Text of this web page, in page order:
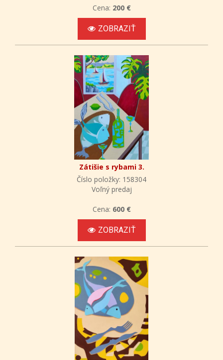
Cena: 200 €
ZOBRAZIŤ
Zátišie s rybami 3.
Číslo položky: 158304
Voľný predaj
Cena: 600 €
ZOBRAZIŤ